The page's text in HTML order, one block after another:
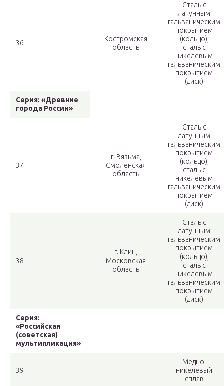
36
Костромская
область
Сталь с
латунным
гальваническим
покрытием
(кольцо),
сталь с
никелевым
гальваническим
покрытием
(диск)
Серия: «Древние
города России»
37
г. Вязьма,
Смоленская
область
Сталь с
латунным
гальваническим
покрытием
(кольцо),
сталь с
никелевым
гальваническим
покрытием
(диск)
38
г. Клин,
Московская
область
Сталь с
латунным
гальваническим
покрытием
(кольцо),
сталь с
никелевым
гальваническим
покрытием
(диск)
Серия:
«Российская
(советская)
мультипликация»
39
Медно-
никелевый
сплав